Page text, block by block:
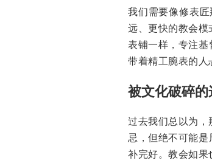
我们需要像修表
远、更快的教会
表铺一样，专注
带着精工腕表的人
被文化破碎的
过去我们总以为
忌，但绝不可能
补完好。教会如果